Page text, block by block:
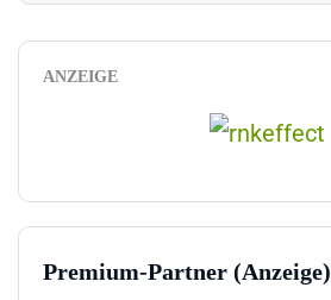
ANZEIGE
Premium-Partner (Anzeige)